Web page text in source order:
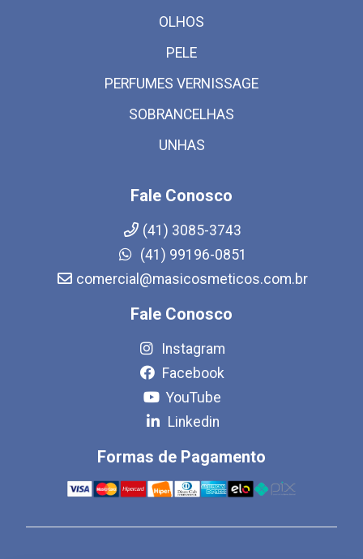
OLHOS
PELE
PERFUMES VERNISSAGE
SOBRANCELHAS
UNHAS
Fale Conosco
(41) 3085-3743
(41) 99196-0851
comercial@masicosmeticos.com.br
Fale Conosco
Instagram
Facebook
YouTube
Linkedin
Formas de Pagamento